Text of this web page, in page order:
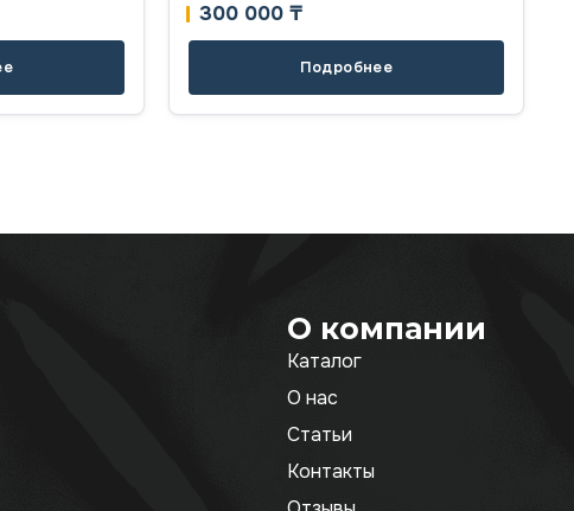
300 000 ₸
Подробнее
О компании
Каталог
О нас
Статьи
Контакты